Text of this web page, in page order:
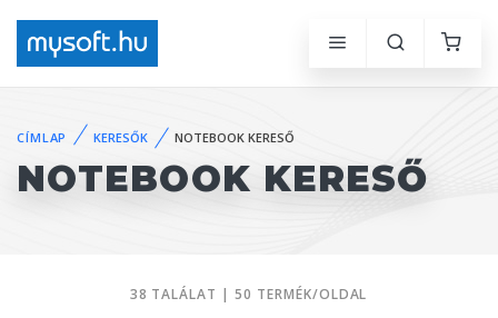
CÍMLAP KERESŐK NOTEBOOK KERESŐ
NOTEBOOK KERESŐ
38 TALÁLAT | 50 TERMÉK/OLDAL